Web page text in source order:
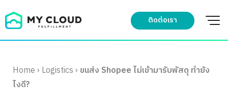
to
ติดต่อเรา
Home› Logistics› ขนส่ง Shopee ไม่เข้ามารับพัสดุ ทำยัง
ไงดี?